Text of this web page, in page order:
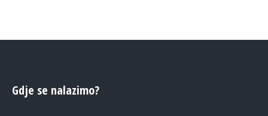
Gdje se nalazimo?